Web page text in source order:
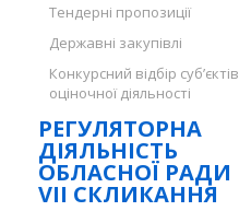
Тендерні пропозиції
Державні закупівлі
Конкурсний відбір суб’єктів
оціночної діяльності
РЕГУЛЯТОРНА
ДІЯЛЬНІСТЬ
ОБЛАСНОЇ РАДИ
VII СКЛИКАННЯ